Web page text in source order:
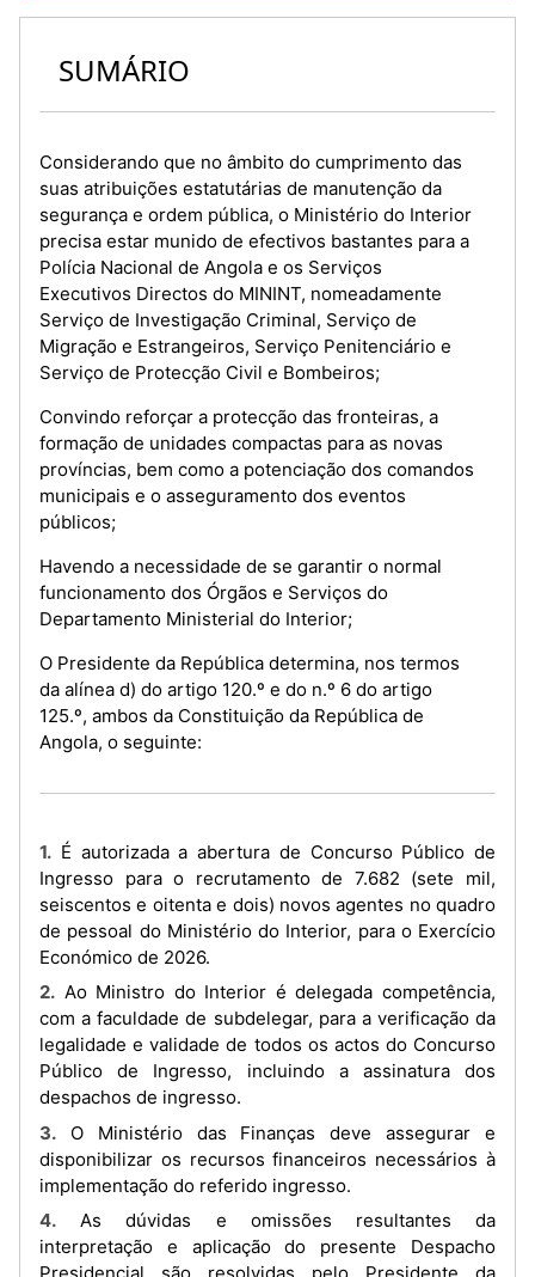
SUMÁRIO
Considerando que no âmbito do cumprimento das
suas atribuições estatutárias de manutenção da
segurança e ordem pública, o Ministério do Interior
precisa estar munido de efectivos bastantes para a
Polícia Nacional de Angola e os Serviços
Executivos Directos do MININT, nomeadamente
Serviço de Investigação Criminal, Serviço de
Migração e Estrangeiros, Serviço Penitenciário e
Serviço de Protecção Civil e Bombeiros;
Convindo reforçar a protecção das fronteiras, a
formação de unidades compactas para as novas
províncias, bem como a potenciação dos comandos
municipais e o asseguramento dos eventos
públicos;
Havendo a necessidade de se garantir o normal
funcionamento dos Órgãos e Serviços do
Departamento Ministerial do Interior;
O Presidente da República determina, nos termos
da alínea d) do artigo 120.º e do n.º 6 do artigo
125.º, ambos da Constituição da República de
Angola, o seguinte:
1. É autorizada a abertura de Concurso Público de
Ingresso para o recrutamento de 7.682 (sete mil,
seiscentos e oitenta e dois) novos agentes no quadro
de pessoal do Ministério do Interior, para o Exercício
Económico de 2026.
2. Ao Ministro do Interior é delegada competência,
com a faculdade de subdelegar, para a verificação da
legalidade e validade de todos os actos do Concurso
Público de Ingresso, incluindo a assinatura dos
despachos de ingresso.
3. O Ministério das Finanças deve assegurar e
disponibilizar os recursos financeiros necessários à
implementação do referido ingresso.
4. As dúvidas e omissões resultantes da
interpretação e aplicação do presente Despacho